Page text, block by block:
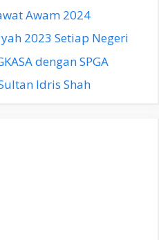
Awam 2024
2023 Setiap Negeri
dengan SPGA
Idris Shah